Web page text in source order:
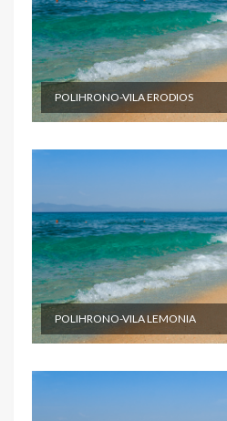
POLIHRONO-VILA ERODIOS
POLIHRONO-VILA LEMONIA